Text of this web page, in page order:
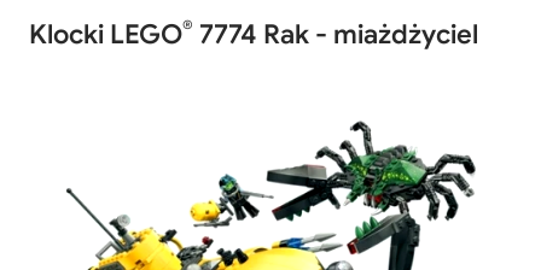
Klocki LEGO® 7774 Rak - miażdżyciel